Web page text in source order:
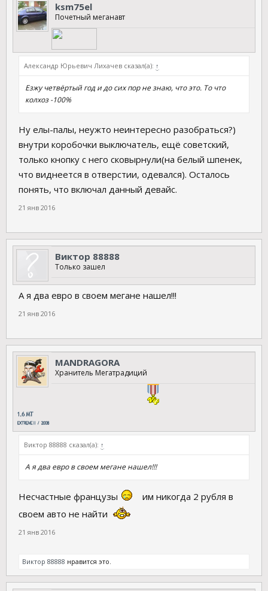
ksm75el
Почетный меганавт
Александр Юрьевич Лихачев сказал(а): ↑
Езжу четвёртый год и до сих пор не знаю, что это. То что
колхоз -100%
Ну елы-палы, неужто неинтересно разобраться?)
внутри коробочки выключатель, ещё советский,
только кнопку с него сковырнули(на белый шпенек,
что виднеется в отверстии, одевался). Осталось
понять, что включал данный девайс.
21 янв 2016
Виктор 88888
Только зашел
А я два евро в своем мегане нашел!!!
21 янв 2016
MANDRAGORA
Хранитель Мегатрадиций
Виктор 88888 сказал(а): ↑
А я два евро в своем мегане нашел!!!
Несчастные французы
им никогда 2 рубля в
своем авто не найти
21 янв 2016
Виктор 88888 нравится это.